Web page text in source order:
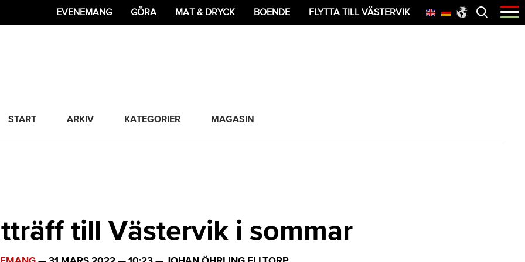
Öppna
menyn
EVENEMANG GÖRA MAT & DRYCK BOENDE FLYTTA TILL VÄSTERVIK
START ARKIV KATEGORIER MAGASIN
till Västervik i sommar